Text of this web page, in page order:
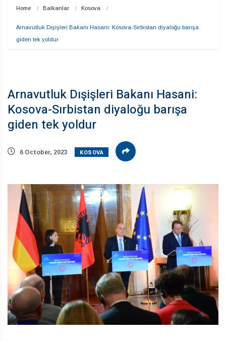
Home Balkanlar Kosova
Arnavutluk Dışişleri Bakanı Hasani: Kosova-Sırbistan diyaloğu barışa
giden tek yoldur
Arnavutluk Dışişleri Bakanı Hasani:
Kosova-Sırbistan diyaloğu barışa
giden tek yoldur
6 October, 2023 KOSOVA